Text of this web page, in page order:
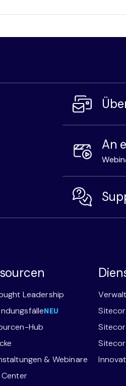
An
Leadership
NEU
Hub
& Webinare